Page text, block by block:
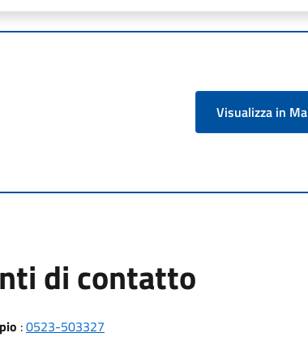
Visualizza in
di contatto
:0523-503327